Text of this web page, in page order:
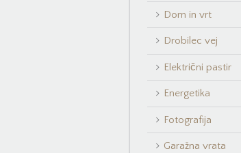
Dom in vrt
Drobilec vej
Električni pastir
Energetika
Fotografija
Garažna vrata